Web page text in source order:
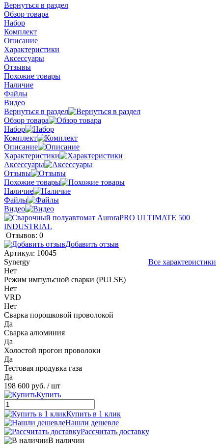
Вернуться в раздел
Обзор товара
Набор
Комплект
Описание
Характеристики
Аксессуары
Отзывы
Похожие товары
Наличие
Файлы
Видео
Вернуться в раздел
Обзор товара
Набор
Комплект
Описание
Характеристики
Аксессуары
Отзывы
Похожие товары
Наличие
Файлы
Видео
Отзывов: 0
Добавить отзыв
Артикул: 10045
Все характеристики
Synergy
Нет
Режим импульсной сварки (PULSE)
Нет
VRD
Нет
Сварка порошковой проволокой
Да
Сварка алюминия
Да
Холостой прогон проволоки
Да
Тестовая продувка газа
Да
198 600 руб. / шт
Купить
Купить в 1 клик
Нашли дешевле
Рассчитать доставку
В наличии